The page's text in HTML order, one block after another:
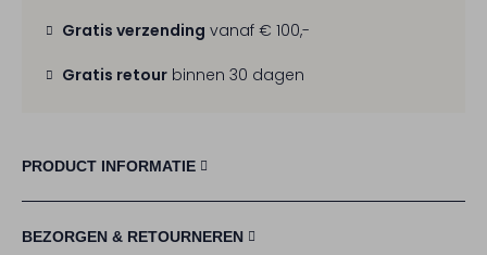
Gratis verzending vanaf € 100,-
Gratis retour binnen 30 dagen
PRODUCT INFORMATIE
BEZORGEN & RETOURNEREN